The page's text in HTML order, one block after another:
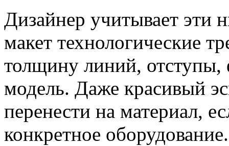
Дизайнер учитывает эти
макет технологические
толщину линий,
модель. Даже красивый
перенести на материал,
конкретное оборудование.